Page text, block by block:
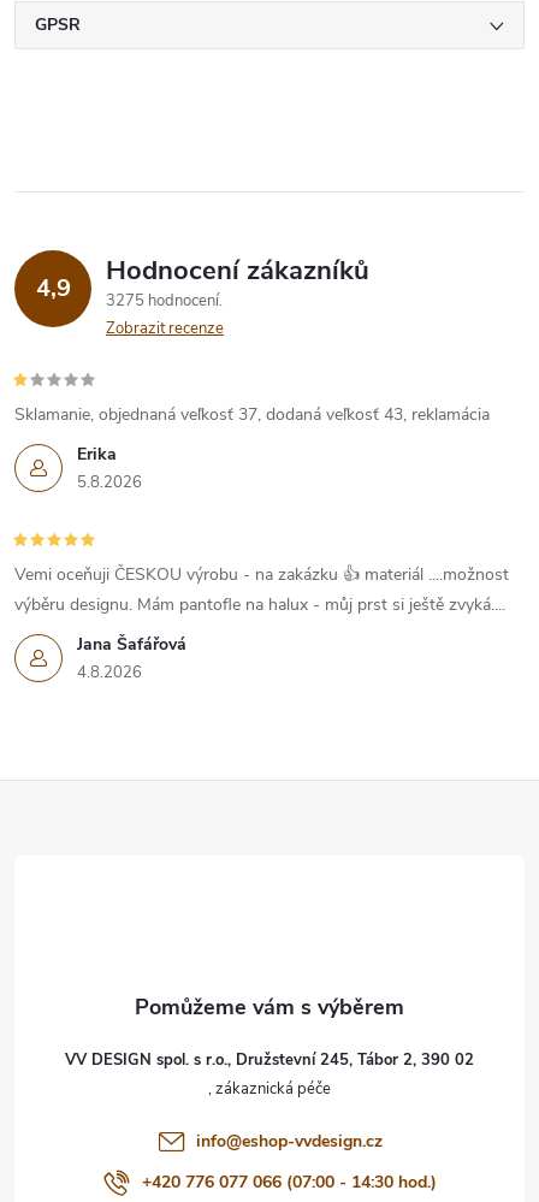
GPSR
4,9 Hodnocení zákazníků
3275 hodnocení
Zobrazit recenze
Erika
5.8.2026
Sklamanie, objednaná veľkosť 37, dodaná veľkosť 43, reklamácia
Jana Šafářová
4.8.2026
Vemi oceňuji ČESKOU výrobu - na zakázku 👍 materiál ....možnost
výběru designu. Mám pantofle na halux - můj prst si ještě zvyká....
VV DESIGN spol. s r.o., Družstevní 245, Tábor 2, 390 02
info@eshop-vvdesign.cz
+420 776 077 066 (07:00 - 14:30 hod.)